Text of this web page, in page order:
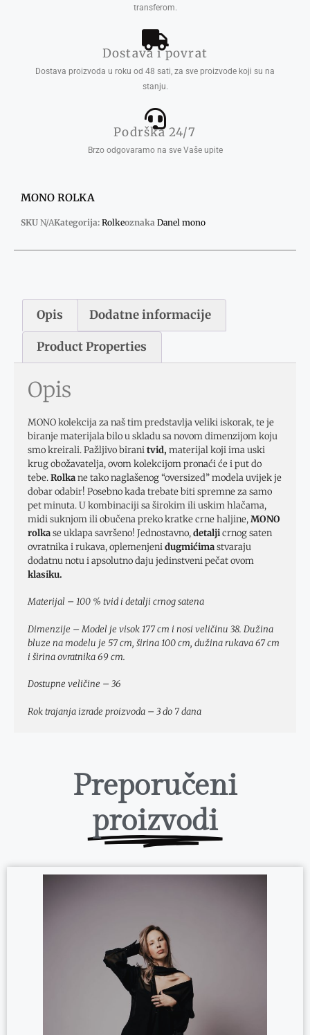
transferom.
Dostava i povrat
Dostava proizvoda u roku od 48 sati, za sve proizvode koji su na
stanju.
Podrška 24/7
Brzo odgovaramo na sve Vaše upite
MONO ROLKA
SKU N/AKategorija: Rolkeoznaka Danel mono
Opis Dodatne informacije
Product Properties
Opis
MONO kolekcija za naš tim predstavlja veliki iskorak, te je
biranje materijala bilo u skladu sa novom dimenzijom koju
smo kreirali. Pažljivo biranitvid, materijal koji ima uski
krug obožavatelja, ovom kolekcijom pronaći će i put do
tebe.Rolkane tako naglašenog “oversized” modela uvijek je
dobar odabir! Posebno kada trebate biti spremne za samo
pet minuta. U kombinaciji sa širokim ili uskim hlačama,
midi suknjom ili obučena preko kratke crne haljine,MONO
rolkase uklapa savršeno! Jednostavno,detaljicrnog saten
ovratnika i rukava, oplemenjenidugmićimastvaraju
dodatnu notu i apsolutno daju jedinstveni pečat ovom
klasiku.
Materijal – 100 % tvid i detalji crnog satena
Dimenzije – Model je visok 177 cm i nosi veličinu 38. Dužina
bluze na modelu je 57 cm, širina 100 cm, dužina rukava 67 cm
i širina ovratnika 69 cm.
Dostupne veličine – 36
Rok trajanja izrade proizvoda – 3 do 7 dana
Preporučeni
proizvodi